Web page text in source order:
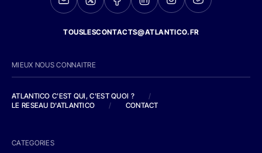
TOUSLESCONTACTS@ATLANTICO.FR
MIEUX NOUS CONNAITRE
ATLANTICO C'EST QUI, C'EST QUOI ?
/
LE RESEAU D'ATLANTICO
/ CONTACT
CATEGORIES